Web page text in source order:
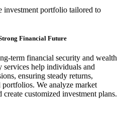
investment portfolio tailored to
Financial Future
term financial security and wealth
services help individuals and
ensuring steady returns,
We analyze market
create customized investment plans.